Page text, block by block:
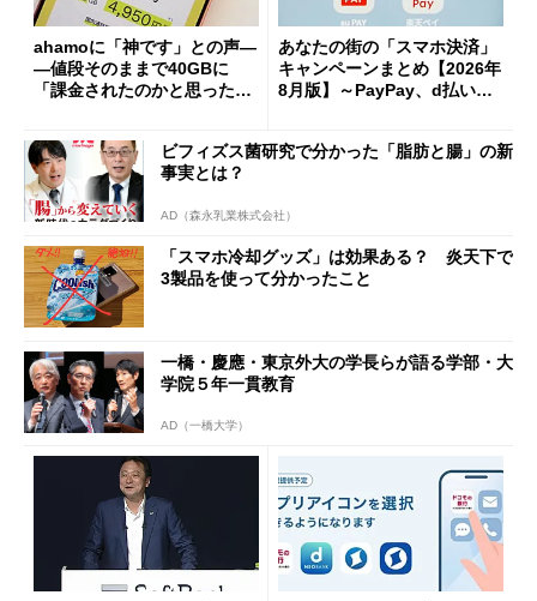
ahamoに「神です」との声―
―値段そのままで40GBに
「課金されたのかと思った」
あなたの街の「スマホ決済」
キャンペーンまとめ【2026年
8月版】～PayPay、d払い、a
ビフィズス菌研究で分かった「脂肪と腸」の新
事実とは？
AD（森永乳業株式会社）
「スマホ冷却グッズ」は効果ある？ 炎天下で
3製品を使って分かったこと
一橋・慶應・東京外大の学長らが語る学部・大
学院５年一貫教育
AD（一橋大学）